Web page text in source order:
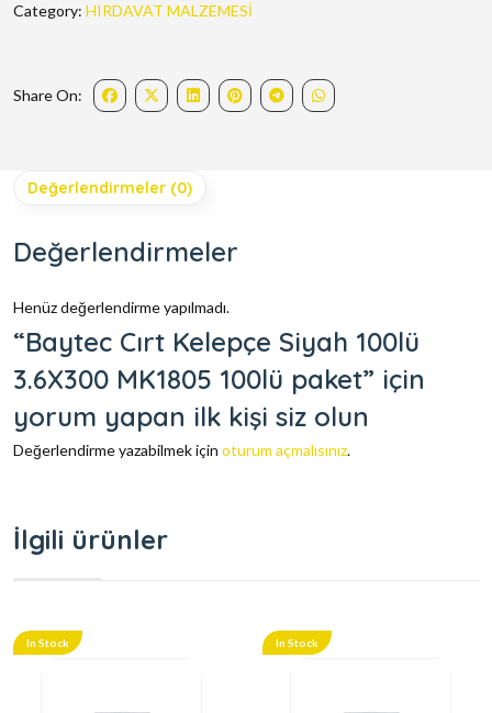
Category: HIRDAVAT MALZEMESİ
Share On:
Değerlendirmeler (0)
Değerlendirmeler
Henüz değerlendirme yapılmadı.
“Baytec Cırt Kelepçe Siyah 100lü
3.6X300 MK1805 100lü paket” için
yorum yapan ilk kişi siz olun
Değerlendirme yazabilmek için oturum açmalısınız.
İlgili ürünler
In Stock In Stock